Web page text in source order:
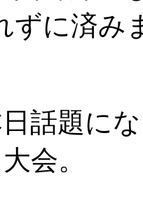
ずに済み
話題に
会。